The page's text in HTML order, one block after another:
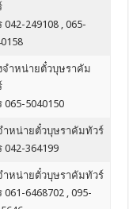
042-249108 , 065-
จำหน่ายตั๋วบุษราคัม
065-5040150
ำหน่ายตั๋วบุษราคัมทัวร์
042-364199
ำหน่ายตั๋วบุษราคัมทัวร์
061-6468702 , 095-